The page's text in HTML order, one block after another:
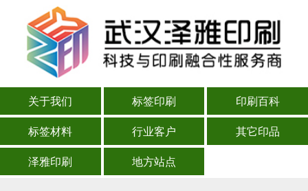
关于我们 标签印刷
印刷百科
标签材料
行业客户
其它印品
泽雅印刷
地方站点